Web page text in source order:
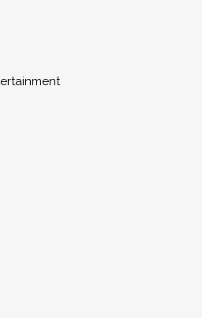
Travel the Canals of Venice